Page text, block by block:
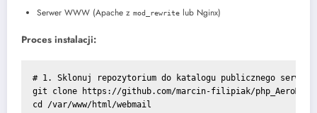
Serwer WWW (Apache z mod_rewrite lub Nginx)
Proces instalacji:
# 1. Sklonuj repozytorium do katalogu publicznego serwera
git clone https://github.com/marcin-filipiak/
cd /var/www/html/webmail